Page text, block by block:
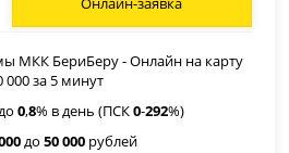
МКК БериБеру - Онлайн на карту
000 за 5 минут
0,8% в день (ПСК0-292%)
до50 000 рублей